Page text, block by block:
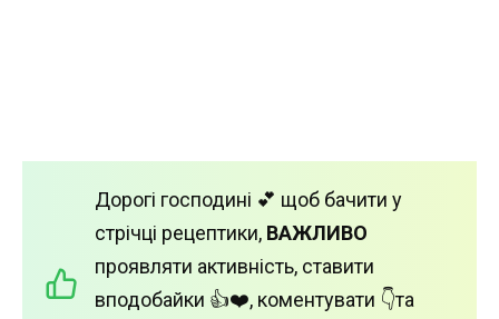
Дорогі господині 💕 щоб бачити у
стрічці рецептики, ВАЖЛИВО
проявляти активність, ставити
вподобайки 👍❤️, коментувати 👇та